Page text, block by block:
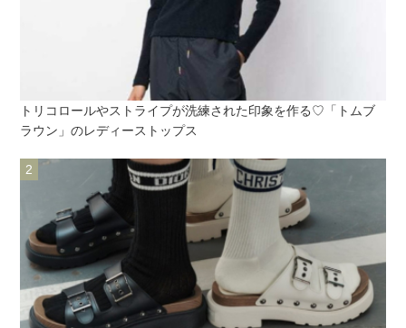
トリコロールやストライプが洗練された印象を作る♡「トムブ
ラウン」のレディーストップス